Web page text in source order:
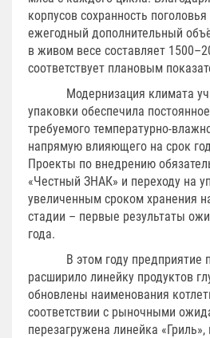
корпусов сохранность
ежегодный дополнительный
в живом весе составляет
соответствует плановым
Модернизация климата
упаковки обеспечила
требуемого температурно-
напрямую влияющего на срок
Проекты по внедрению
«Честный ЗНАК» и переходу на
увеличенным сроком хранения
стадии – первые результаты
года.
В этом году предприятие
расширило линейку продуктов
обновлены наименования
соответствии с рыночными
перезагружена линейка